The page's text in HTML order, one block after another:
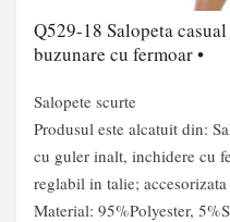
Q529-18 Salopeta
buzunare cu fermoar •
Salopete scurte
Produsul este alcatuit din:
cu guler inalt, inchidere cu
reglabil in talie;
Material: 95%Polyester,